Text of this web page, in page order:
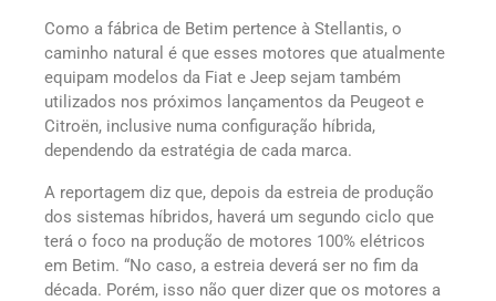
Como a fábrica de Betim pertence à Stellantis, o
caminho natural é que esses motores que atualmente
equipam modelos da Fiat e Jeep sejam também
utilizados nos próximos lançamentos da Peugeot e
Citroën, inclusive numa configuração híbrida,
dependendo da estratégia de cada marca.
A reportagem diz que, depois da estreia de produção
dos sistemas híbridos, haverá um segundo ciclo que
terá o foco na produção de motores 100% elétricos
em Betim. “No caso, a estreia deverá ser no fim da
década. Porém, isso não quer dizer que os motores a